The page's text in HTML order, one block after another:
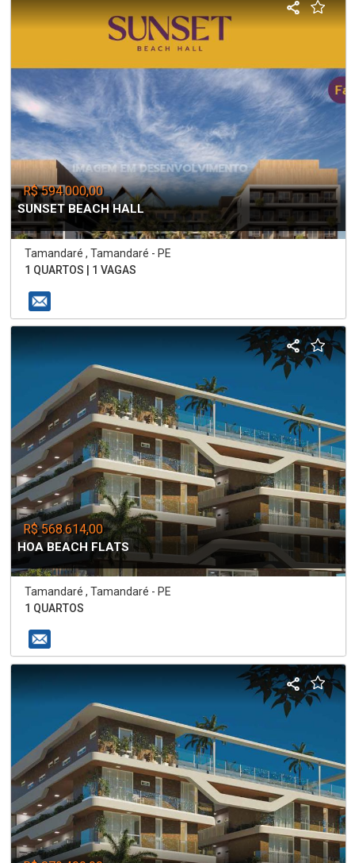
R$ 594.000,00
SUNSET BEACH HALL
Tamandaré , Tamandaré - PE
1 QUARTOS | 1 VAGAS
R$ 568.614,00
HOA BEACH FLATS
Tamandaré , Tamandaré - PE
1 QUARTOS